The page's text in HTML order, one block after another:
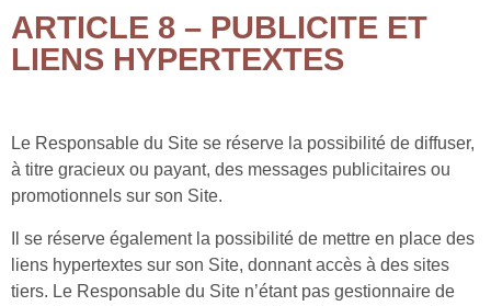
ARTICLE 8 – PUBLICITE ET
LIENS HYPERTEXTES
Le Responsable du Site se réserve la possibilité de diffuser,
à titre gracieux ou payant, des messages publicitaires ou
promotionnels sur son Site.
Il se réserve également la possibilité de mettre en place des
liens hypertextes sur son Site, donnant accès à des sites
tiers. Le Responsable du Site n’étant pas gestionnaire de